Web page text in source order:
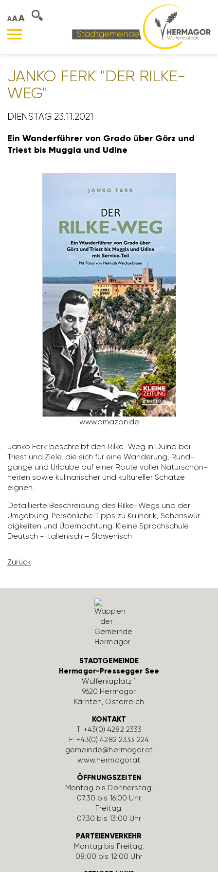
AAA
JANKO FERK "DER RILKE-
WEG"
DIENSTAG 23.11.2021
Ein Wander­führer von Grado über Görz und
Triest bis Muggia und Udine
www.amazon.de
Janko Ferk beschreibt den Rilke-Weg in Duino bei
Triest und Ziele, die sich für eine Wande­rung, Rund­
gänge und Urlaube auf einer Route voller Natur­schön­
heiten sowie kuli­na­ri­scher und kultu­reller Schätze
eignen.
Detail­lierte Beschrei­bung des Rilke-Wegs und der
Umge­bung. Persön­liche Tipps zu Kuli­narik, Sehens­wür­
dig­keiten und Übernach­tung. Kleine Sprach­schule
Deutsch - Italie­nisch – Slowe­nisch
Zurück
STADTGEMEINDE
Hermagor-Pressegger See
Wulfe­nia­platz 1
9620 Hermagor
Kärnten, Öster­reich
KONTAKT
T:+43(0) 4282 2333
F: +43(0) 4282 2333 224
gemeinde@hermagor.at
www.hermagor.at
ÖFFNUNGSZEITEN
Montag bis Donnerstag:
07:30 bis 16:00 Uhr
Freitag:
07:30 bis 13:00 Uhr
PARTEIENVERKEHR
Montag bis Freitag:
08:00 bis 12:00 Uhr